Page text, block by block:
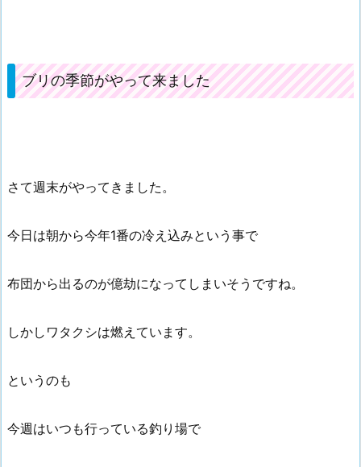
ブリの季節がやって来ました
さて週末がやってきました。
今日は朝から今年1番の冷え込みという事で
布団から出るのが億劫になってしまいそうですね。
しかしワタクシは燃えています。
というのも
今週はいつも行っている釣り場で